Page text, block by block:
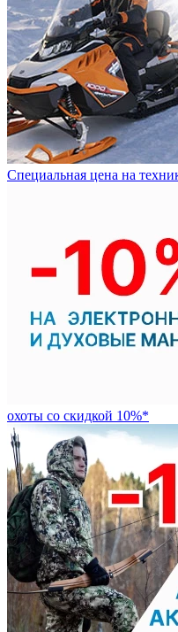
Специальная цена на
охоты со скидкой 10%*